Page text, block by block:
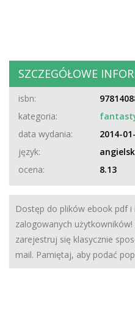
SZCZEGÓŁOWE
isbn:
kategoria:
data wydania:
2014-
język:
ocena:
8.13
Dostęp do plików ebook pdf
zalogowanych
zarejestruj się klasycznie
mail. Pamiętaj, aby podać